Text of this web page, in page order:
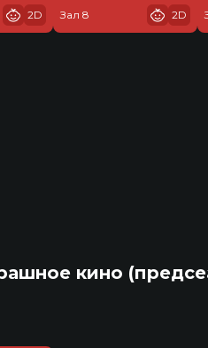
2D
Зал 8
2D
кино